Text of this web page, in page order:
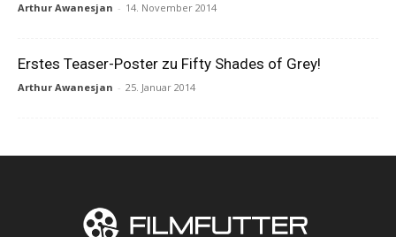
Arthur Awanesjan - 14. November 2014
Erstes Teaser-Poster zu Fifty Shades of Grey!
Arthur Awanesjan - 25. Januar 2014